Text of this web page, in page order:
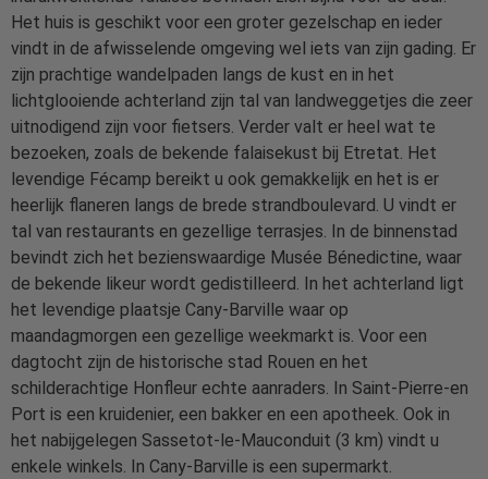
Het huis is geschikt voor een groter gezelschap en ieder
vindt in de afwisselende omgeving wel iets van zijn gading. Er
zijn prachtige wandelpaden langs de kust en in het
lichtglooiende achterland zijn tal van landweggetjes die zeer
uitnodigend zijn voor fietsers. Verder valt er heel wat te
bezoeken, zoals de bekende falaisekust bij Etretat. Het
levendige Fécamp bereikt u ook gemakkelijk en het is er
heerlijk flaneren langs de brede strandboulevard. U vindt er
tal van restaurants en gezellige terrasjes. In de binnenstad
bevindt zich het bezienswaardige Musée Bénedictine, waar
de bekende likeur wordt gedistilleerd. In het achterland ligt
het levendige plaatsje Cany-Barville waar op
maandagmorgen een gezellige weekmarkt is. Voor een
dagtocht zijn de historische stad Rouen en het
schilderachtige Honfleur echte aanraders. In Saint-Pierre-en
Port is een kruidenier, een bakker en een apotheek. Ook in
het nabijgelegen Sassetot-le-Mauconduit (3 km) vindt u
enkele winkels. In Cany-Barville is een supermarkt.